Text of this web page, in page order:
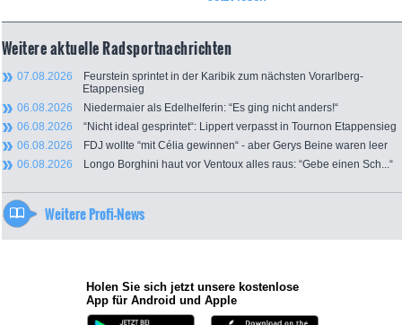
Weitere aktuelle Radsportnachrichten
07.08.2026 Feurstein sprintet in der Karibik zum nächsten Vorarlberg-
Etappensieg
06.08.2026 Niedermaier als Edelhelferin: “Es ging nicht anders!“
06.08.2026 “Nicht ideal gesprintet“: Lippert verpasst in Tournon Etappensieg
06.08.2026 FDJ wollte “mit Célia gewinnen“ - aber Gerys Beine waren leer
06.08.2026 Longo Borghini haut vor Ventoux alles raus: “Gebe einen Sch...“
Weitere Profi-News
Holen Sie sich jetzt unsere kostenlose
App für Android und Apple